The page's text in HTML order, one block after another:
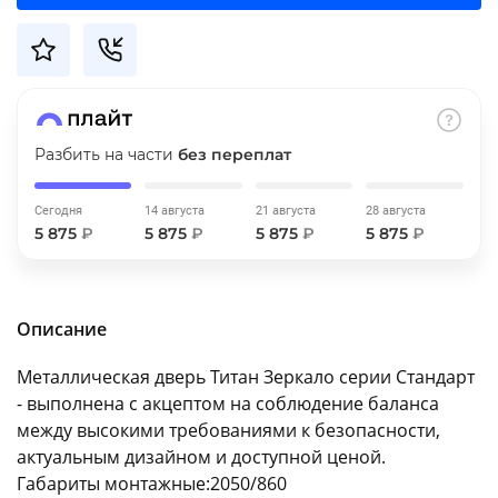
Разбить на части без переплат
Сегодня
5 875 ₽
14 августа
5 875 ₽
21 августа
5 875 ₽
28 августа
5 875₽
Описание
Металлическая дверь Титан Зеркало серии Стандарт
- выполнена с акцептом на соблюдение баланса
между высокими требованиями к безопасности,
актуальным дизайном и доступной ценой.
Габариты монтажные:2050/860
недели
8 800 302-02-51